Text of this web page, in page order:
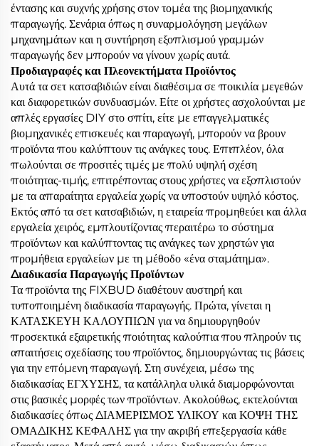
έντασης και συχνής χρήσης στον τομέα της βιομηχανικής
παραγωγής. Σενάρια όπως η συναρμολόγηση μεγάλων
μηχανημάτων και η συντήρηση εξοπλισμού γραμμών
παραγωγής δεν μπορούν να γίνουν χωρίς αυτά.
Προδιαγραφές και Πλεονεκτήματα Προϊόντος
Αυτά τα σετ κατσαβιδιών είναι διαθέσιμα σε ποικιλία μεγεθών
και διαφορετικών συνδυασμών. Είτε οι χρήστες ασχολούνται με
απλές εργασίες DIY στο σπίτι, είτε με επαγγελματικές
βιομηχανικές επισκευές και παραγωγή, μπορούν να βρουν
προϊόντα που καλύπτουν τις ανάγκες τους. Επιπλέον, όλα
πωλούνται σε προσιτές τιμές με πολύ υψηλή σχέση
ποιότητας-τιμής, επιτρέποντας στους χρήστες να εξοπλιστούν
με τα απαραίτητα εργαλεία χωρίς να υποστούν υψηλό κόστος.
Εκτός από τα σετ κατσαβιδιών, η εταιρεία προμηθεύει και άλλα
εργαλεία χειρός, εμπλουτίζοντας περαιτέρω το σύστημα
προϊόντων και καλύπτοντας τις ανάγκες των χρηστών για
προμήθεια εργαλείων με τη μέθοδο «ένα σταμάτημα».
Διαδικασία Παραγωγής Προϊόντων
Τα προϊόντα της FIXBUD διαθέτουν αυστηρή και
τυποποιημένη διαδικασία παραγωγής. Πρώτα, γίνεται η
ΚΑΤΑΣΚΕΥΗ ΚΑΛΟΥΠΙΩΝ για να δημιουργηθούν
προσεκτικά εξαιρετικής ποιότητας καλούπια που πληρούν τις
απαιτήσεις σχεδίασης του προϊόντος, δημιουργώντας τις βάσεις
για την επόμενη παραγωγή. Στη συνέχεια, μέσω της
διαδικασίας ΕΓΧΥΣΗΣ, τα κατάλληλα υλικά διαμορφώνονται
στις βασικές μορφές των προϊόντων. Ακολούθως, εκτελούνται
διαδικασίες όπως ΔΙΑΜΕΡΙΣΜΟΣ ΥΛΙΚΟΥ και ΚΟΨΗ ΤΗΣ
ΟΜΑΔΙΚΗΣ ΚΕΦΑΛΗΣ για την ακριβή επεξεργασία κάθε